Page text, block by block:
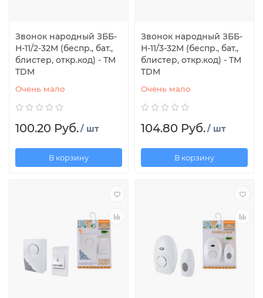
Звонок народный ЗББ-
Н-11/2-32М (беспр., бат.,
блистер, откр.код) - ТМ
TDM
Очень мало
100.20 Руб./ шт
В корзину
Звонок народный ЗББ-
Н-11/3-32М (беспр., бат.,
блистер, откр.код) - ТМ
TDM
Очень мало
104.80 Руб./ шт
В корзину